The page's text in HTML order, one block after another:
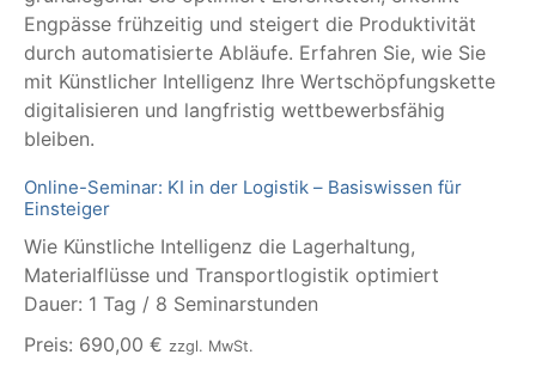
Engpässe frühzeitig und steigert die Produktivität
durch automatisierte Abläufe. Erfahren Sie, wie Sie
mit Künstlicher Intelligenz Ihre Wertschöpfungskette
digitalisieren und langfristig wettbewerbsfähig
bleiben.
Online-Seminar: KI in der Logistik – Basiswissen für
Einsteiger
Wie Künstliche Intelligenz die Lagerhaltung,
Materialflüsse und Transportlogistik optimiert
Dauer: 1 Tag / 8 Seminarstunden
Preis: 690,00 € zzgl. MwSt.